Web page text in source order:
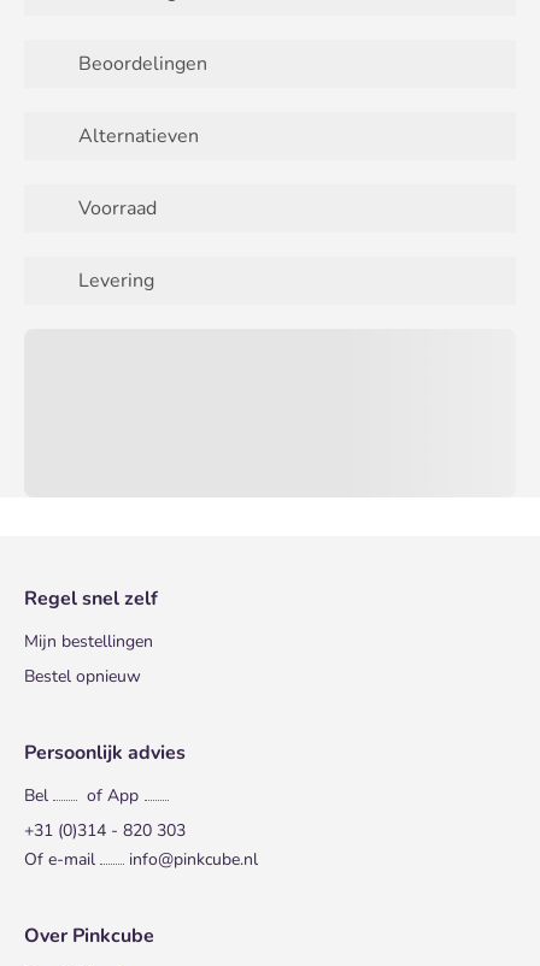
Beoordelingen
Alternatieven
Voorraad
Levering
Regel snel zelf
Mijn bestellingen
Bestel opnieuw
Persoonlijk advies
Bel
of App
+31 (0)314 - 820 303
Of e-mail
info@pinkcube.nl
Over Pinkcube